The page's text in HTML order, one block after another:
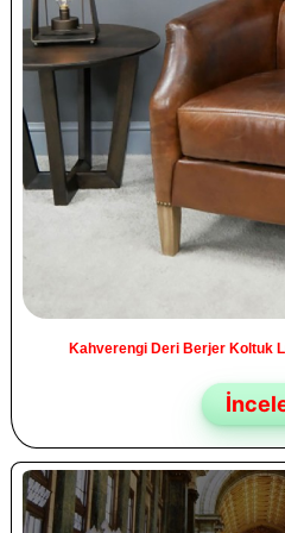
Kahverengi Deri Berjer Koltuk